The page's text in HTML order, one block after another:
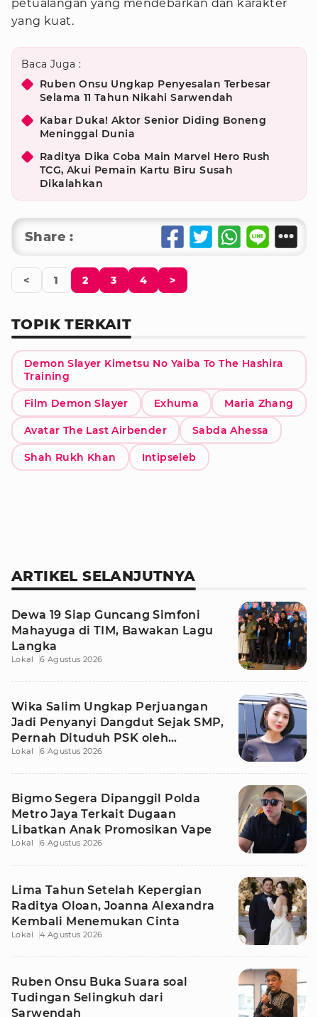
petualangan yang mendebarkan dan karakter
yang kuat.
Baca Juga :
Ruben Onsu Ungkap Penyesalan Terbesar
Selama 11 Tahun Nikahi Sarwendah
Kabar Duka! Aktor Senior Diding Boneng
Meninggal Dunia
Raditya Dika Coba Main Marvel Hero Rush
TCG, Akui Pemain Kartu Biru Susah
Dikalahkan
Share :
< 1 2 3 4 >
TOPIK TERKAIT
Demon Slayer Kimetsu No Yaiba To The Hashira
Training
Film Demon Slayer Exhuma Maria Zhang
Avatar The Last Airbender Sabda Ahessa
Shah Rukh Khan Intipseleb
ARTIKEL SELANJUTNYA
Dewa 19 Siap Guncang Simfoni
Mahayuga di TIM, Bawakan Lagu
Langka
Lokal 6 Agustus 2026
Wika Salim Ungkap Perjuangan
Jadi Penyanyi Dangdut Sejak SMP,
Pernah Dituduh PSK oleh
Tetangga
Lokal 6 Agustus 2026
Bigmo Segera Dipanggil Polda
Metro Jaya Terkait Dugaan
Libatkan Anak Promosikan Vape
Lokal 6 Agustus 2026
Lima Tahun Setelah Kepergian
Raditya Oloan, Joanna Alexandra
Kembali Menemukan Cinta
Lokal 4 Agustus 2026
Ruben Onsu Buka Suara soal
Tudingan Selingkuh dari
Sarwendah